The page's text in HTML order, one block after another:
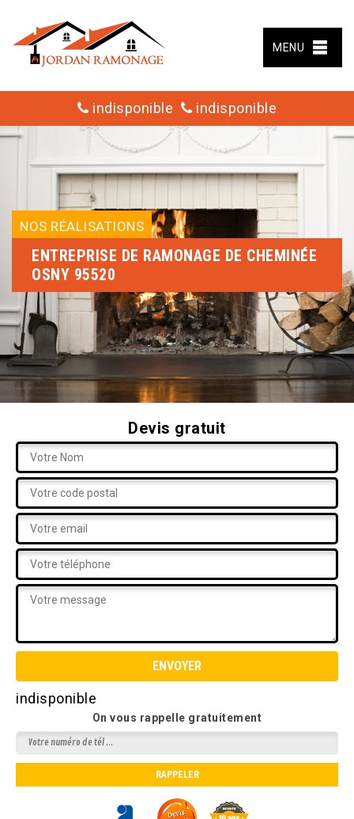
MENU
indisponible indisponible
NOS RÉALISATIONS
ENTREPRISE DE RAMONAGE DE CHEMINÉE
OSNY 95520
Devis gratuit
indisponible
On vous rappelle gratuitement